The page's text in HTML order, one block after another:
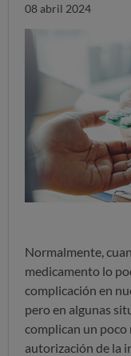
08 abril 2024
Normalmente,
medicamento lo
complicación en
pero en algunas
complican un poco
autorización de la